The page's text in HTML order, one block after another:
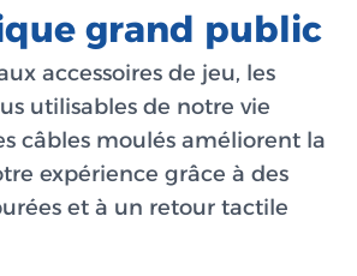
grand public
accessoires de jeu, les
utilisables de notre vie
câbles moulés améliorent la
expérience grâce à des
et à un retour tactile